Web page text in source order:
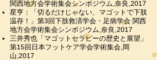
関西地方会学術集会シンポジウム,奈良,2017
​​星亨：「切るだけじゃない、マゴットで下肢
温存！」第3回下肢救済学会・足病学会 関西
地方会学術集会シンポジウム,奈良,2017
三井秀也「マゴットセラピーの歴史と展望」
第15回日本フットケア学会学術集会,岡
山,2017